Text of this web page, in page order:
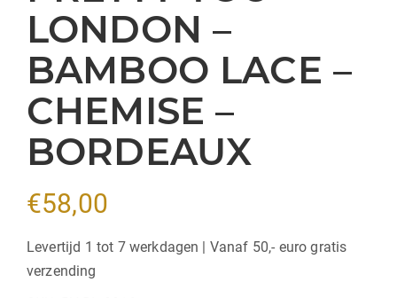
LONDON –
BAMBOO LACE –
CHEMISE –
BORDEAUX
€58,00
Levertijd 1 tot 7 werkdagen | Vanaf 50,- euro gratis
verzending